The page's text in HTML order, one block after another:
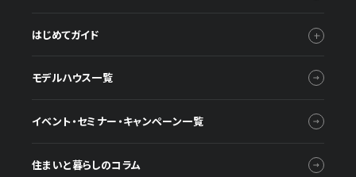
はじめてガイド
モデルハウス一覧
イベント・セミナー・キャンペーン一覧
住まいと暮らしのコラム